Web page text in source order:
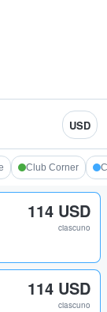
USD
Club Corner
114 USD
ciascuno
114 USD
ciascuno